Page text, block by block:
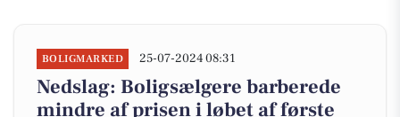
BOLIGMARKED 25-07-2024 08:31
Nedslag: Boligsælgere barberede
mindre af prisen i løbet af første